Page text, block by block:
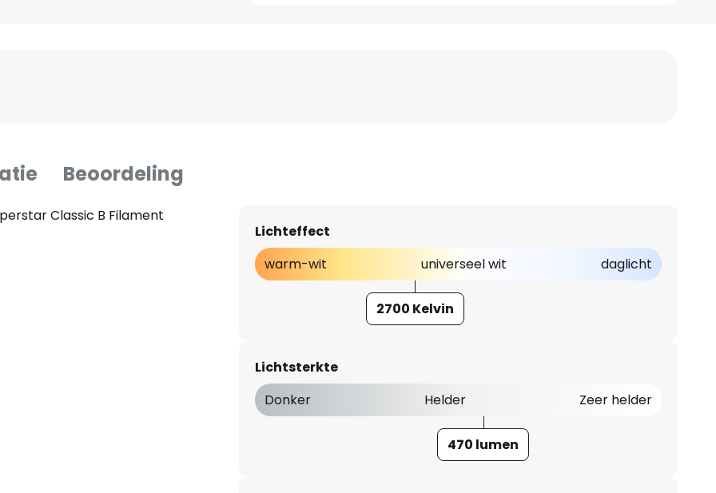
Beoordeling
Classic B Filament
Lichteffect
warm-wit
universeel wit daglicht
2700 Kelvin
Lichtsterkte
Donker
Helder Zeer helder
470 lumen